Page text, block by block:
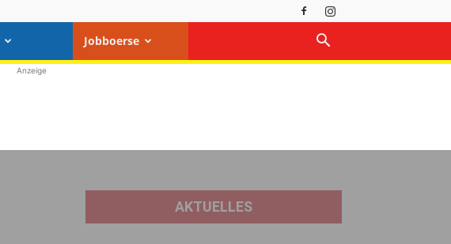
Jobboerse
Anzeige
AKTUELLES